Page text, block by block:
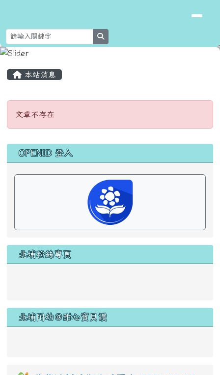
本站消息
文章不存在
左邊區域內容
OPENID 登入
北埔粉絲專頁
北埔附幼＠甜心寶貝讚